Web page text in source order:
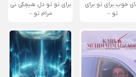
خوب برای تو برای
تو –
برای تو تو دل هیچکی نی
مرام تو –